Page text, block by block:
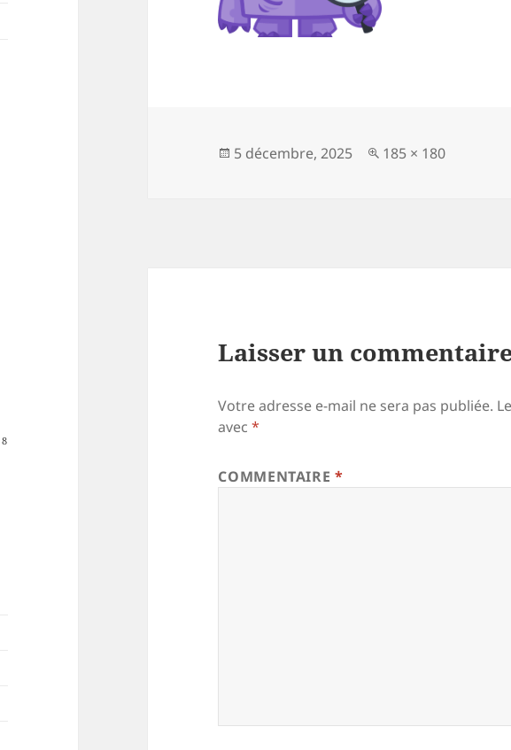
8
Publié
5 décembre, 2025
Taille
185 × 180
Laisser un
Votre adresse e-mail ne sera pas publiée.
avec*
COMMENTAIRE*